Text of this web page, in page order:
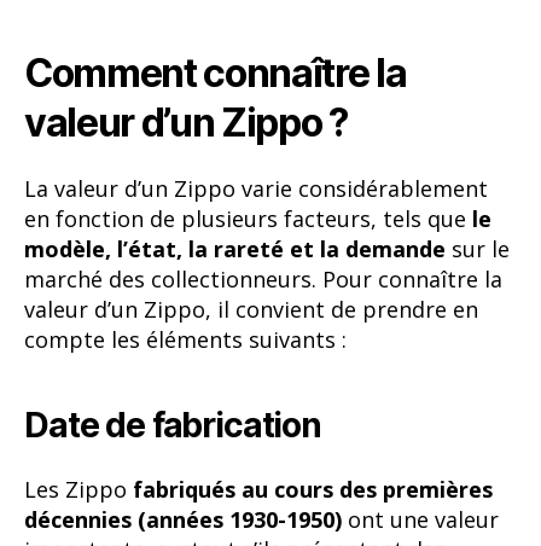
Comment connaître la
valeur d’un Zippo ?
La valeur d’un Zippo varie considérablement
en fonction de plusieurs facteurs, tels que le
modèle, l’état, la rareté et la demande sur le
marché des collectionneurs. Pour connaître la
valeur d’un Zippo, il convient de prendre en
compte les éléments suivants :
Date de fabrication
Les Zippo fabriqués au cours des premières
décennies (années 1930-1950) ont une valeur